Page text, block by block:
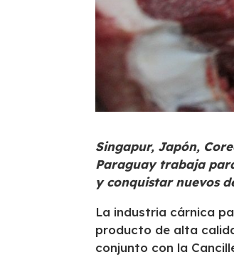
Singapur, Japón,
Paraguay trabaja
y conquistar nuevos
La industria cárnica
producto de alta
conjunto con la